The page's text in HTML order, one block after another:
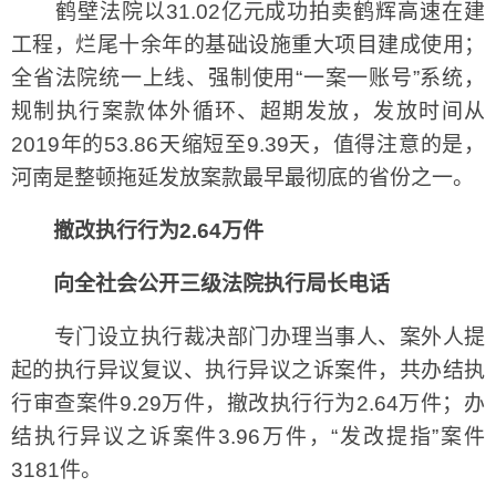
鹤壁法院以31.02亿元成功拍卖鹤辉高速在建
工程，烂尾十余年的基础设施重大项目建成使用；
全省法院统一上线、强制使用“一案一账号”系统，
规制执行案款体外循环、超期发放，发放时间从
2019年的53.86天缩短至9.39天，值得注意的是，
河南是整顿拖延发放案款最早最彻底的省份之一。
撤改执行行为2.64万件
向全社会公开三级法院执行局长电话
专门设立执行裁决部门办理当事人、案外人提
起的执行异议复议、执行异议之诉案件，共办结执
行审查案件9.29万件，撤改执行行为2.64万件；办
结执行异议之诉案件3.96万件，“发改提指”案件
3181件。